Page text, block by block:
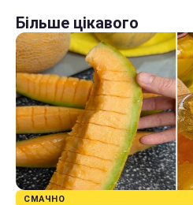
Більше цікавого
СМАЧНО